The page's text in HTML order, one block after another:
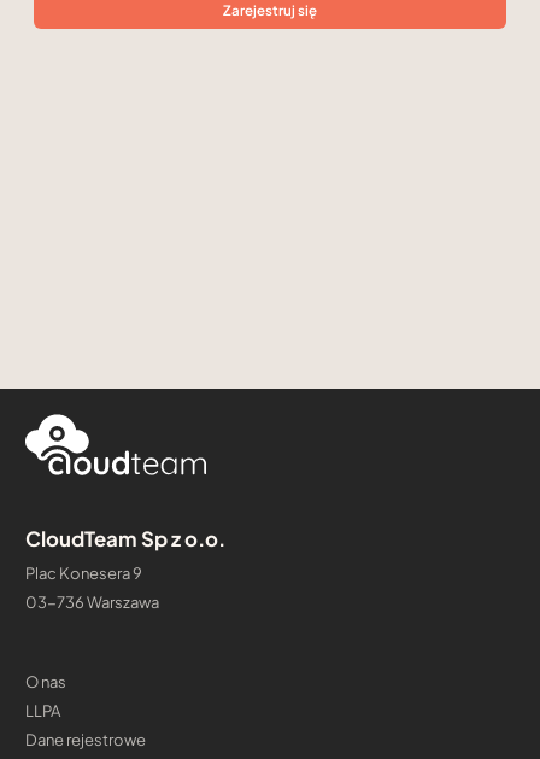
Zarejestruj się
CloudTeam Sp z o.o.
Plac Konesera 9
03-736 Warszawa
O nas
LLPA
Dane rejestrowe